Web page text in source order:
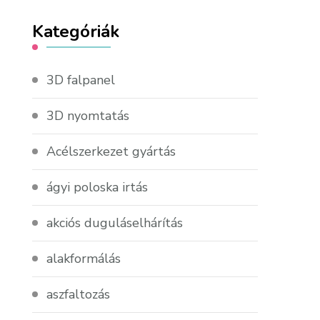
Kategóriák
3D falpanel
3D nyomtatás
Acélszerkezet gyártás
ágyi poloska irtás
akciós duguláselhárítás
alakformálás
aszfaltozás